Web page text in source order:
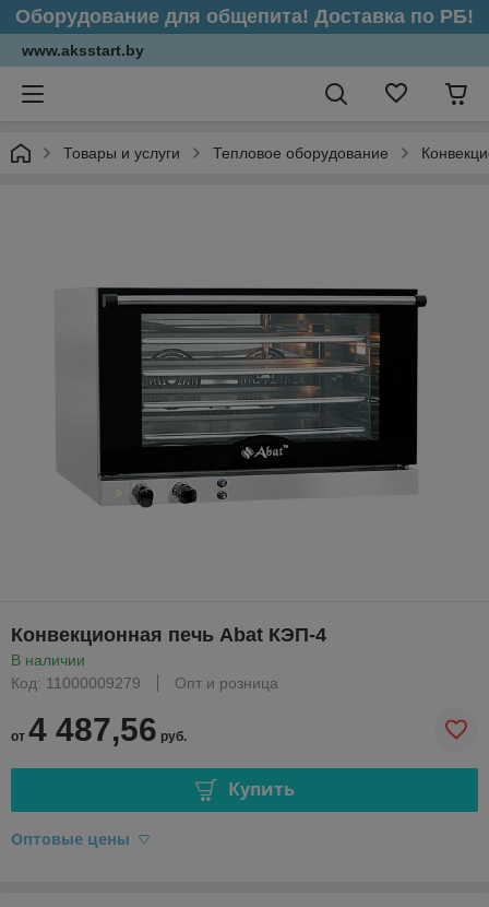
Оборудование для общепита! Доставка по РБ!
www.aksstart.by
Товары и услуги Тепловое оборудование
Конвекционная печь Abat КЭП-4
В наличии
Код: 11000009279
Опт и розница
от 4 487,56 руб.
Купить
Оптовые цены